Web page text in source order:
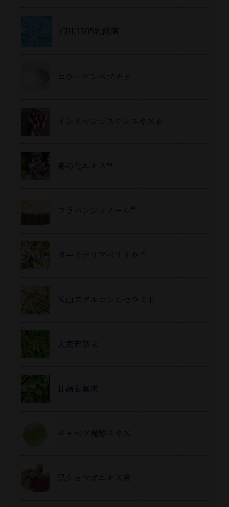
CRL1505乳酸菌
コラーゲンペプチド
インドマンゴスチンエキス末
葛の花エキス™
フラバンジェノール®
ターミナリアベリリカ™
米由来グルコシルセラミド
大麦若葉末
甘藷若葉末
キャベツ発酵エキス
黒ショウガエキス末